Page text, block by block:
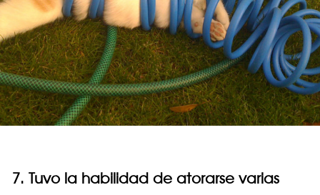
7. Tuvo la habilidad de atorarse varias